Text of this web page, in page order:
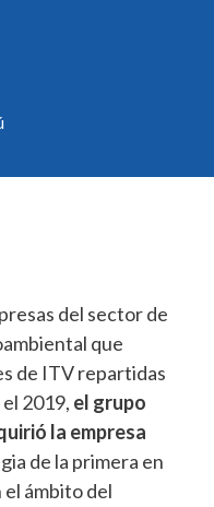
del sector de
que
de ITV repartidas
2019, el grupo
la empresa
de la primera en
ámbito del